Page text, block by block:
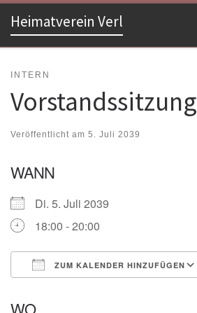
Zum Inhalt springen
Heimatverein Verl
INTERN
Vorstandssitzung
Veröffentlicht am 5. Juli 2039
WANN
Di. 5. Juli 2039
18:00 - 20:00
ZUM KALENDER HINZUFÜGEN